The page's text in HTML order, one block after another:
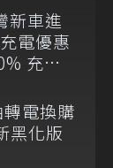
新車進
電優惠
充電
電換購
黑化版